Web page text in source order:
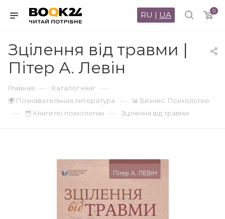
0
RU | UA
Зцілення від травми |
Пітер А. Левін
Главная — Каталог книг —
🌍 Познавательная литература — 📊 Бизнес. Психология
— 🦉 Книги по психологии — Зцілення від травми